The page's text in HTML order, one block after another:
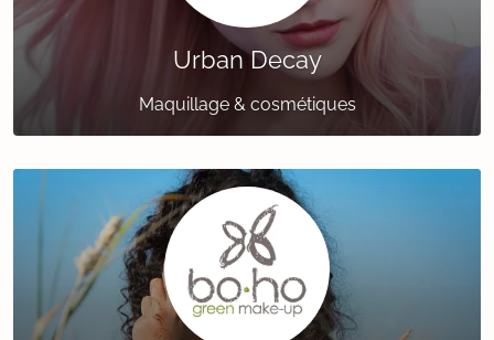
Urban Decay
Maquillage & cosmétiques